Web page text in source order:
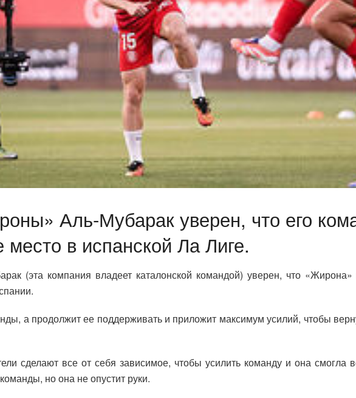
Аль-Мубарак уверен, что его
в испанской Ла Лиге.
(эта компания владеет каталонской командой) уверен, что
а продолжит ее поддерживать и приложит максимум усилий, чтобы
сделают все от себя зависимое, чтобы усилить команду и она смогла
но она не опустит руки.